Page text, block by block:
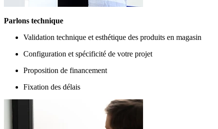
Parlons technique
Validation technique et esthétique des produits en magasin
Configuration et spécificité de votre projet
Proposition de financement
Fixation des délais